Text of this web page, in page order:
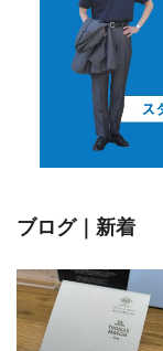
ブログ｜新着